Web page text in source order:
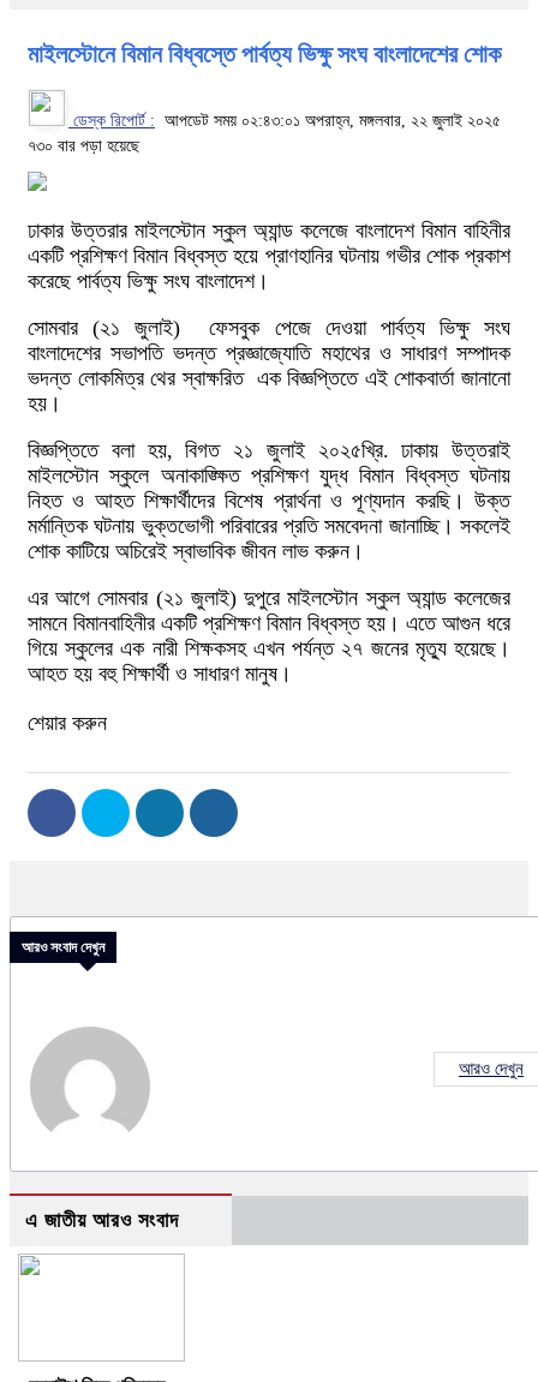
মাইলস্টোনে বিমান বিধ্বস্তে পার্বত্য ভিক্ষু সংঘ বাংলাদেশের শোক
ডেস্ক রিপোর্ট : আপডেট সময় ০২:৪৩:০১ অপরাহ্ন, মঙ্গলবার, ২২ জুলাই ২০২৫
৭৩০ বার পড়া হয়েছে
ঢাকার উত্তরার মাইলস্টোন স্কুল অ্যান্ড কলেজে বাংলাদেশ বিমান বাহিনীর
একটি প্রশিক্ষণ বিমান বিধ্বস্ত হয়ে প্রাণহানির ঘটনায় গভীর শোক প্রকাশ
করেছে পার্বত্য ভিক্ষু সংঘ বাংলাদেশ।
সোমবার (২১ জুলাই) ফেসবুক পেজে দেওয়া পার্বত্য ভিক্ষু সংঘ
বাংলাদেশের সভাপতি ভদন্ত প্রজ্ঞাজ্যোতি মহাথের ও সাধারণ সম্পাদক
ভদন্ত লোকমিত্র থের স্বাক্ষরিত এক বিজ্ঞপ্তিতে এই শোকবার্তা জানানো
হয়।
বিজ্ঞপ্তিতে বলা হয়, বিগত ২১ জুলাই ২০২৫খ্রি. ঢাকায় উত্তরাই
মাইলস্টোন স্কুলে অনাকাঙ্ক্ষিত প্রশিক্ষণ যুদ্ধ বিমান বিধ্বস্ত ঘটনায়
নিহত ও আহত শিক্ষার্থীদের বিশেষ প্রার্থনা ও পূণ্যদান করছি। উক্ত
মর্মান্তিক ঘটনায় ভুক্তভোগী পরিবারের প্রতি সমবেদনা জানাচ্ছি। সকলেই
শোক কাটিয়ে অচিরেই স্বাভাবিক জীবন লাভ করুন।
এর আগে সোমবার (২১ জুলাই) দুপুরে মাইলস্টোন স্কুল অ্যান্ড কলেজের
সামনে বিমানবাহিনীর একটি প্রশিক্ষণ বিমান বিধ্বস্ত হয়। এতে আগুন ধরে
গিয়ে স্কুলের এক নারী শিক্ষকসহ এখন পর্যন্ত ২৭ জনের মৃত্যু হয়েছে।
আহত হয় বহু শিক্ষার্থী ও সাধারণ মানুষ।
শেয়ার করুন
আরও সংবাদ দেখুন
আরও দেখুন
এ জাতীয় আরও সংবাদ